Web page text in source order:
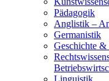
Pädagogik
Anglistik –
Germanistik
Geschichte &
Linguistik